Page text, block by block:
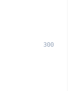
300